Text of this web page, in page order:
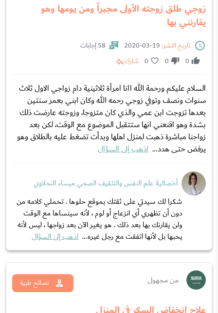
زوجي طلق زوجته الأولى مجبراً ومن يومها وهو
يقارنني بها
تاريخ النشر:
58 إجابات
0
0
0 شارك
السلام عليكم ورحمة الله اانا امرأة ثلاثينية دام زواجي الاول ثلاث
سنوات ونصف وتوفي زوجي رحمه الله وكان ابني بعمر سنتين
بعدها تزوجت ابن عمي والذي كان متزوجا، وزوجته عارضت ذلك
بشدة وهو اقنعني انها ستتقبل الموضوع مع الوقت، لكن بعد
زواجنا مباشرة ذهبت لمنزل اهلها وبدأت تضغط عليه بالطلاق وهو
يرفض حتى هدد... اذهب إلى السؤال
أخصائية علم النفس والتثقيف الصحي ميساء النحلاوي
شكرا لك سيدتي على ثقتك بموقع حلوها . تحملي كلامه من
دون أن تظهري أي انزعاج أو لوم ، لأنه سينساها مع الوقت
ولن يقارنك بها بعد ذلك . هو يغير الآن بعد زواجها ، ليس لأنه
يحبها بل لأنها اتفقت مع رجل غيره... اذهب إلى السؤال
من مجهول نصائح طبية